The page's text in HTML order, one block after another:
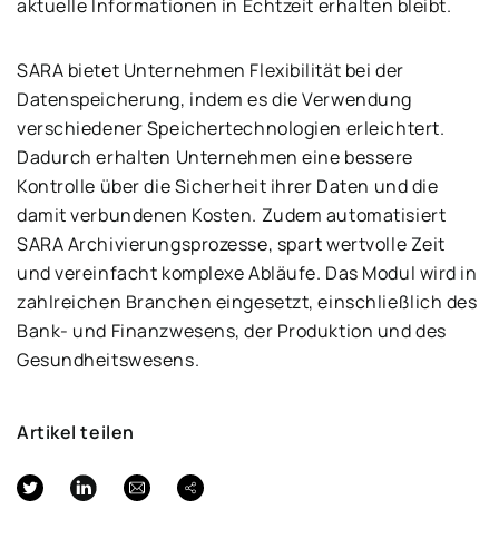
aktuelle Informationen in Echtzeit erhalten bleibt.
SARA bietet Unternehmen Flexibilität bei der
Datenspeicherung, indem es die Verwendung
verschiedener Speichertechnologien erleichtert.
Dadurch erhalten Unternehmen eine bessere
Kontrolle über die Sicherheit ihrer Daten und die
damit verbundenen Kosten. Zudem automatisiert
SARA Archivierungsprozesse, spart wertvolle Zeit
und vereinfacht komplexe Abläufe. Das Modul wird in
zahlreichen Branchen eingesetzt, einschließlich des
Bank- und Finanzwesens, der Produktion und des
Gesundheitswesens.
Artikel teilen